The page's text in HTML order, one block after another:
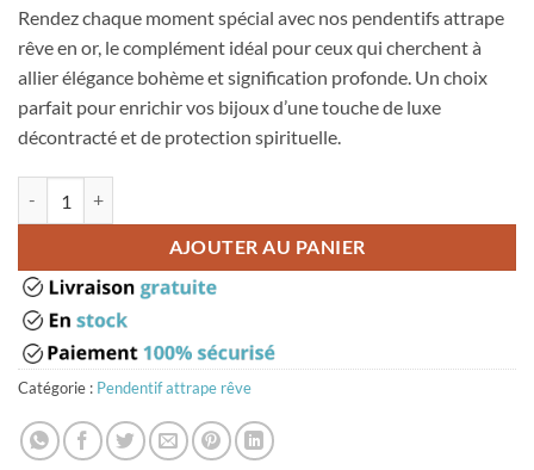
Rendez chaque moment spécial avec nos pendentifs attrape
rêve en or, le complément idéal pour ceux qui cherchent à
allier élégance bohème et signification profonde. Un choix
parfait pour enrichir vos bijoux d’une touche de luxe
décontracté et de protection spirituelle.
AJOUTER AU PANIER
Catégorie : Pendentif attrape rêve